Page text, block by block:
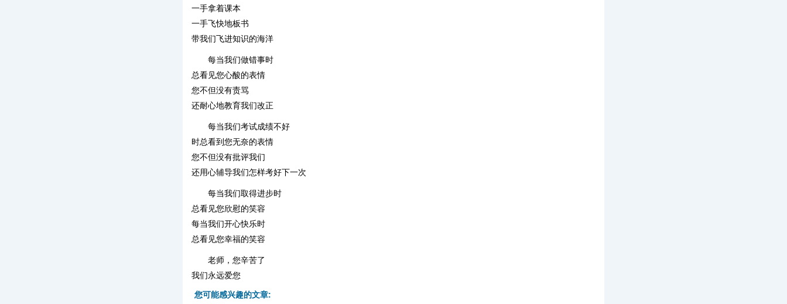
一手拿着课本
一手飞快地板书
带我们飞进知识的海洋
每当我们做错事时
总看见您心酸的表情
您不但没有责骂
还耐心地教育我们改正
每当我们考试成绩不好
时总看到您无奈的表情
您不但没有批评我们
还用心辅导我们怎样考好下一次
每当我们取得进步时
总看见您欣慰的笑容
每当我们开心快乐时
总看见您幸福的笑容
老师，您辛苦了
我们永远爱您
您可能感兴趣的文章: